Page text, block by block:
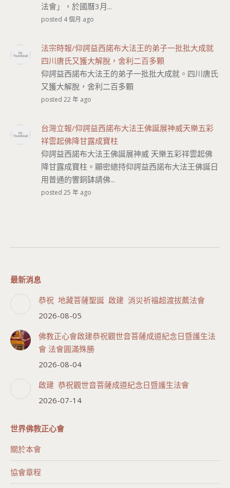
法會」，於國曆3月...
posted 4 個月 ago
法宗時報/仰諤益西諾布大法王的弟子一批批大成就
四川唐氏又獲大解脫，舍利二百多顆
仰諤益西諾布大法王的弟子一批批大成就。四川唐氏
又獲大解脫，舍利二百多顆
posted 22 年 ago
台灣立報/仰諤益西諾布大法王佛誕展神威天樂五彩
祥雲起佛降甘露成寶柱
仰諤益西諾布大法王佛誕展神威 天樂五彩祥雲起佛
降甘露成寶柱。顯密總持仰諤益西諾布大法王佛誕日
用普通的響銅缽請佛...
posted 25 年 ago
最新消息
恭祝 地藏菩薩聖誕 啟建 消災祈福超渡拔薦法會
2026-08-05
佛教正心會啟建恭祝觀世音菩薩成道紀念日暨護生法
會 法會圓滿殊勝
2026-08-04
啟建 恭祝觀世音菩薩成道紀念日暨護生法會
2026-07-14
世界佛教正心會
關於本會
協會章程